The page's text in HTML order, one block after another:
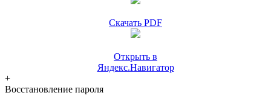
Скачать PDF
Открыть в
Яндекс.Навигатор
+
Восстановление пароля